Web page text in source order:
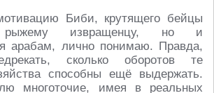
Биби, крутящего бейцы
извращенцу, но и
арабам, лично понимаю. Правда,
сколько оборотов те
способны ещё выдержать.
многоточие, имея в реальных